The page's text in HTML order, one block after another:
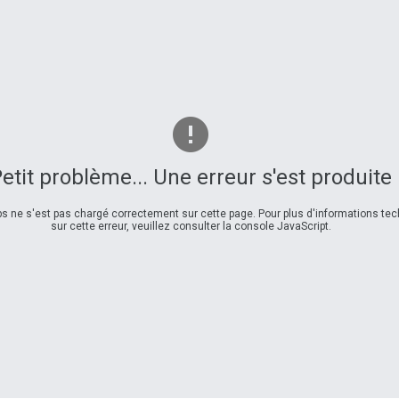
problème... Une erreur s'est produite
ne s'est pas chargé correctement sur cette page. Pour plus d'informations
sur cette erreur, veuillez consulter la console JavaScript.